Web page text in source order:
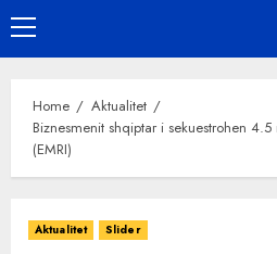
Primary
Menu
Home
Aktualitet
Biznesmenit shqiptar i sekuestrohen
(EMRI)
Aktualitet Slider